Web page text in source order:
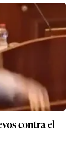
contra el